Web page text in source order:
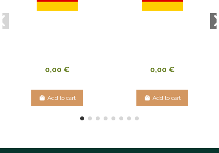
0,00 €
Add to cart
0,00 €
Add to cart